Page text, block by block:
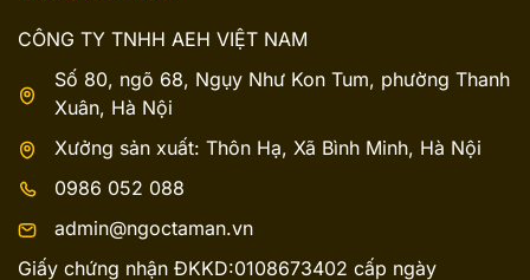
CÔNG TY TNHH AEH VIỆT NAM
Số 80, ngõ 68, Ngụy Như Kon Tum, phường Thanh
Xuân, Hà Nội
Xưởng sản xuất: Thôn Hạ, Xã Bình Minh, Hà Nội
0986 052 088
admin@ngoctaman.vn
Giấy chứng nhận ĐKKD:0108673402 cấp ngày